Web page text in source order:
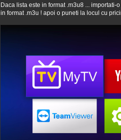
Daca lista este in format .m3u8 ... importati-
in format .m3u ! apoi o puneti la locul cu